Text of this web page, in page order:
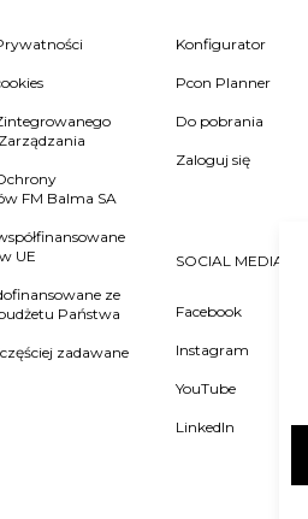
FM Balma SA
UE
ze
Państwa
zadawane
Konfigurator
Pcon Planner
Do pobrania
Zaloguj się
SOCIAL MEDIA
Facebook
Instagram
YouTube
LinkedIn